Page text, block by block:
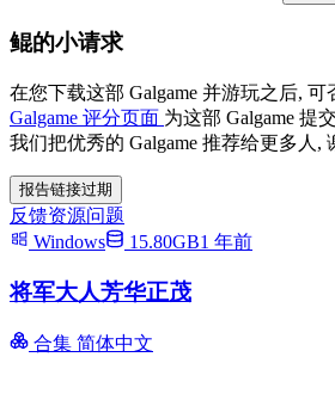
鲲的小请求
在您下载这部 Galgame 并游玩之后,
Galgame 评分页面 为这部 Galgame 提
我们把优秀的 Galgame 推荐给更多人,
报告链接过期
反馈资源问题
Windows
15.80GB1 年前
将军大人芳华正茂
合集 简体中文